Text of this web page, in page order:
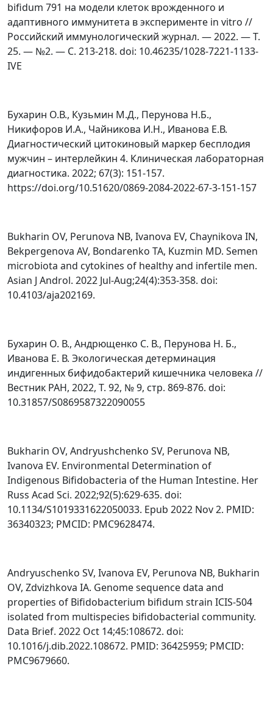
bifidum 791 на модели клеток врожденного и
адаптивного иммунитета в эксперименте in vitro //
Российский иммунологический журнал. — 2022. — Т.
25. — №2. — C. 213-218. doi: 10.46235/1028-7221-1133-
IVE
Бухарин О.В., Кузьмин М.Д., Перунова Н.Б.,
Никифоров И.А., Чайникова И.Н., Иванова Е.В.
Диагностический цитокиновый маркер бесплодия
мужчин – интерлейкин 4. Клиническая лабораторная
диагностика. 2022; 67(3): 151-157.
https://doi.org/10.51620/0869-2084-2022-67-3-151-157
Bukharin OV, Perunova NB, Ivanova EV, Chaynikova IN,
Bekpergenova AV, Bondarenko TA, Kuzmin MD. Semen
microbiota and cytokines of healthy and infertile men.
Asian J Androl. 2022 Jul-Aug;24(4):353-358. doi:
10.4103/aja202169.
Бухарин О. В., Андрющенко С. В., Перунова Н. Б.,
Иванова Е. В. Экологическая детерминация
индигенных бифидобактерий кишечника человека //
Вестник РАН, 2022, T. 92, № 9, стр. 869-876. doi:
10.31857/S0869587322090055
Bukharin OV, Andryushchenko SV, Perunova NB,
Ivanova EV. Environmental Determination of
Indigenous Bifidobacteria of the Human Intestine. Her
Russ Acad Sci. 2022;92(5):629-635. doi:
10.1134/S1019331622050033. Epub 2022 Nov 2. PMID:
36340323; PMCID: PMC9628474.
Andryuschenko SV, Ivanova EV, Perunova NB, Bukharin
OV, Zdvizhkova IA. Genome sequence data and
properties of Bifidobacterium bifidum strain ICIS-504
isolated from multispecies bifidobacterial community.
Data Brief. 2022 Oct 14;45:108672. doi:
10.1016/j.dib.2022.108672. PMID: 36425959; PMCID:
PMC9679660.